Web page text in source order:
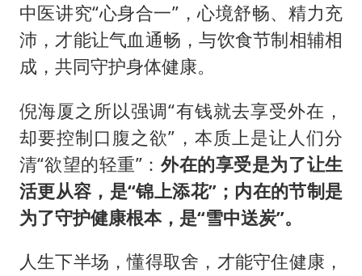
中医讲究“心身合一”，心境舒畅、精力充
沛，才能让气血通畅，与饮食节制相辅相
成，共同守护身体健康。
倪海厦之所以强调“有钱就去享受外在，
却要控制口腹之欲”，本质上是让人们分
清“欲望的轻重”： 外在的享受是为了让生
活更从容，是“锦上添花”；内在的节制是
为了守护健康根本，是“雪中送炭”。
人生下半场，懂得取舍，才能守住健康，